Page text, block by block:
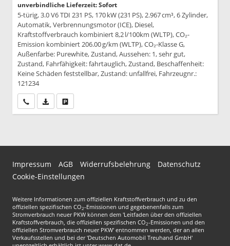
unverbindliche Lieferzeit: Sofort
5-türig, 3.0 V6 TDI 231 PS, 170 kW (231 PS), 2.967 cm³, 6 Zylinder,
Automatik, Verbrennungsmotor (ICE), Diesel,
Kraftstoffverbrauch kombiniert 8,2 l/100km (WLTP), CO₂-
Emission kombiniert 206.00 g/km (WLTP), CO₂-Klasse G,
Außenfarbe: Purewhite, Zustand, Aussehen: 1, sehr gut,
Zustand, Fahrfähigkeit: fahrtauglich, Zustand, Beschaffenheit:
Keine Schäden feststellbar, Zustand: unfallfrei, Fahrzeugnr.:
121234
Wir rufen Sie anPDF-Datei, Fahrzeugexposé drucken
Impressum AGB Widerrufsbelehrung
Datenschutz
Cookie-Einstellungen
Weitere Informationen zum offiziellen Kraftstoffverbrauch und zu den
offiziellen spezifischen CO2-Emissionen und gegebenenfalls zum
Stromverbrauch neuer PKW können dem 'Leitfaden über den offiziellen
Kraftstoffverbrauch, die offiziellen spezifischen CO2-Emissionen und den
offiziellen Stromverbrauch neuer PKW' entnommen werden, der an allen
Verkaufsstellen und bei der 'Deutschen Automobil Treuhand GmbH'